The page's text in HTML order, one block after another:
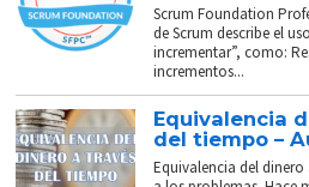
Scrum Foundation
de Scrum describe el
incrementar”, como:
incrementos...
Equivalencia
del tiempo –
Equivalencia del